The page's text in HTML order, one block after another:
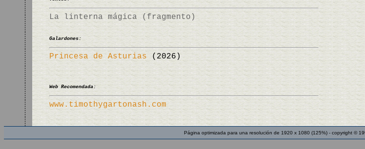
La linterna mágica (fragmento)
Galardones:
Princesa de Asturias (2026)
Web Recomendada:
www.timothygartonash.com
Página optimizada para una resolución de 1920 x 1080 (125%) - copyright ©